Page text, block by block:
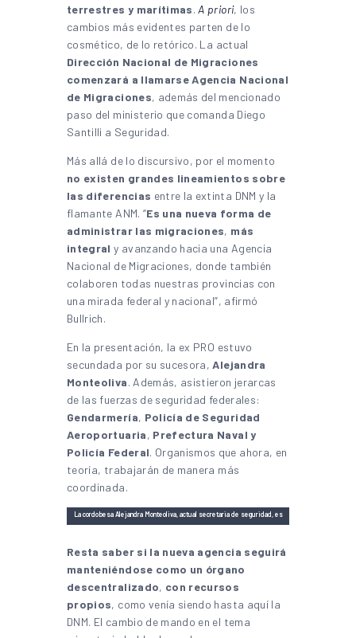
terrestres y marítimas.A priori, los
cambios más evidentes parten de lo
cosmético, de lo retórico. La actual
Dirección Nacional de Migraciones
comenzará a llamarse Agencia Nacional
de Migraciones, además del mencionado
paso del ministerio que comanda Diego
Santilli a Seguridad.
Más allá de lo discursivo, por el momento
no existen grandes lineamientos sobre
las diferencias entre la extinta DNM y la
flamante ANM. “Es una nueva forma de
administrar las migraciones, más
integraly avanzando hacia una Agencia
Nacional de Migraciones, donde también
colaboren todas nuestras provincias con
una mirada federal y nacional”, afirmó
Bullrich.
En la presentación, la ex PRO estuvo
secundada por su sucesora,Alejandra
Monteoliva. Además, asistieron jerarcas
de las fuerzas de seguridad federales:
Gendarmería, Policía de Seguridad
Aeroportuaria, Prefectura Naval y
Policía Federal. Organismos que ahora, en
teoría, trabajarán de manera más
coordinada.
La cordobesa Alejandra Monteoliva, actual secretaria de seguridad, es
Argentina
Resta saber si la nueva agencia seguirá
manteniéndose como un órgano
descentralizado, con recursos
propios, como venía siendo hasta aquí la
DNM. El cambio de mando en el tema